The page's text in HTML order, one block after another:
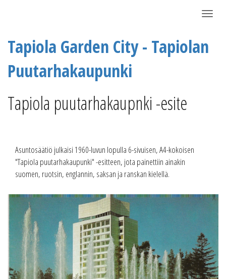
Tapiola Garden City - Tapiolan
Puutarhakaupunki
Tapiola puutarhakaupnki -esite
Asuntosäätiö julkaisi 1960-luvun lopulla 6-sivuisen, A4-kokoisen
"Tapiola puutarhakaupunki" -esitteen, jota painettiin ainakin
suomen, ruotsin, englannin, saksan ja ranskan kielellä.